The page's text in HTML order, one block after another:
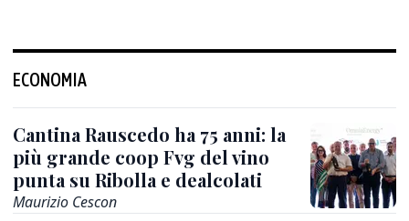
ECONOMIA
Cantina Rauscedo ha 75 anni: la
più grande coop Fvg del vino
punta su Ribolla e dealcolati
Maurizio Cescon